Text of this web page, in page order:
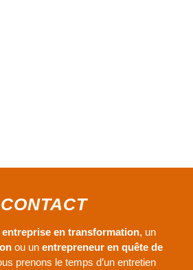
CONTACT
entreprise en transformation, un
ou un entrepreneur en quête de
prenons le temps d’un entretien